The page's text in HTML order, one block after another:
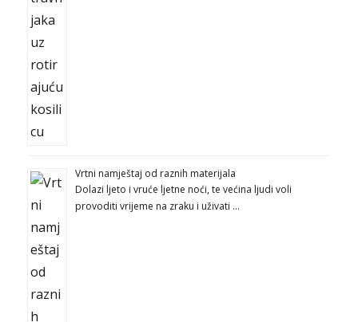
Vrtni namještaj od raznih materijala
Dolazi ljeto i vruće ljetne noći, te većina ljudi voli
provoditi vrijeme na zraku i uživati …